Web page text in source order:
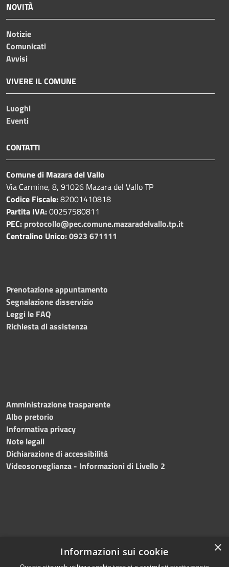
NOVITÀ
Notizie
Comunicati
Avvisi
VIVERE IL COMUNE
Luoghi
Eventi
CONTATTI
Comune di Mazara del Vallo
Via Carmine, 8, 91026 Mazara del Vallo TP
Codice Fiscale:82001410818
Partita IVA:00257580811
PEC: protocollo@pec.comune.mazaradelvallo.tp.it
Centralino Unico:0923 671111
Prenotazione appuntamento
Segnalazione disservizio
Leggi le FAQ
Richiesta di assistenza
Amministrazione trasparente
Albo pretorio
Informativa privacy
Note legali
Dichiarazione di accessibilità
Videosorveglianza - Informazioni di Livello 2
×
Informazioni sui cookie